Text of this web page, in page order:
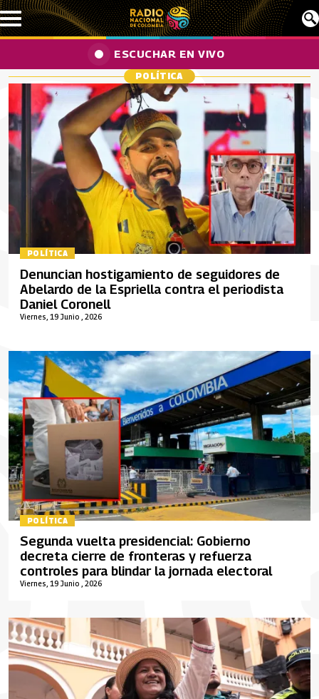
Pasar al contenido principal
ESCUCHAR EN VIVO
POLÍTICA
POLÍTICA
Viernes, 19 Junio , 2026
Denuncian hostigamiento de seguidores de
Abelardo de la Espriella contra el periodista
Daniel Coronell
POLÍTICA
Viernes, 19 Junio , 2026
Segunda vuelta presidencial: Gobierno
decreta cierre de fronteras y refuerza
controles para blindar la jornada electoral